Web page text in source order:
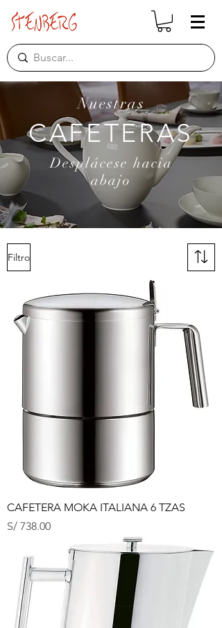
Nuestras
CAFETERAS
Desplácese hacia
abajo
Filtro
CAFETERA MOKA ITALIANA 6 TZAS
Precio
S/ 738.00